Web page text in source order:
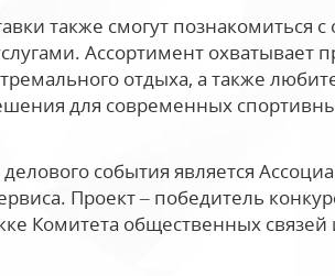
также смогут познакомиться
Ассортимент охватывает
отдыха, а также
для современных
события является
Проект – победитель
Комитета общественных